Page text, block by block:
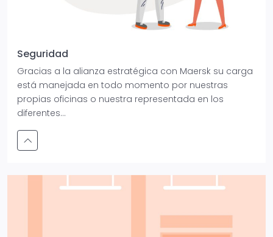
Seguridad
Gracias a la alianza estratégica con Maersk su carga
está manejada en todo momento por nuestras
propias oficinas o nuestra representada en los
diferentes...